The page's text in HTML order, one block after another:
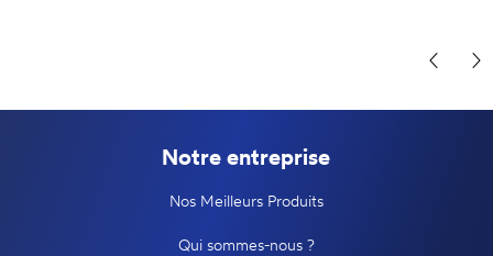
Notre entreprise
Nos Meilleurs Produits
Qui sommes-nous ?